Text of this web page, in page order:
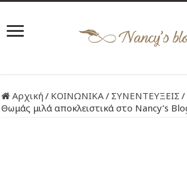
Αρχική / ΚΟΙΝΩΝΙΚΑ/ ΣΥΝΕΝΤΕΥΞΕΙΣ /
Θωμάς μιλά αποκλειστικά στο Nancy’s